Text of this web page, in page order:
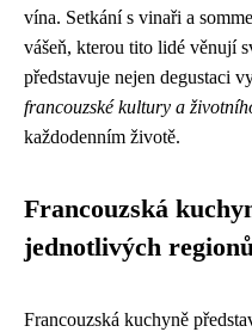
vína. Setkání s vinaři a
vášeň, kterou tito lidé věnují
představuje nejen degustaci
francouzské kultury a
každodenním životě.
Francouzská
jednotlivých
Francouzská kuchyně